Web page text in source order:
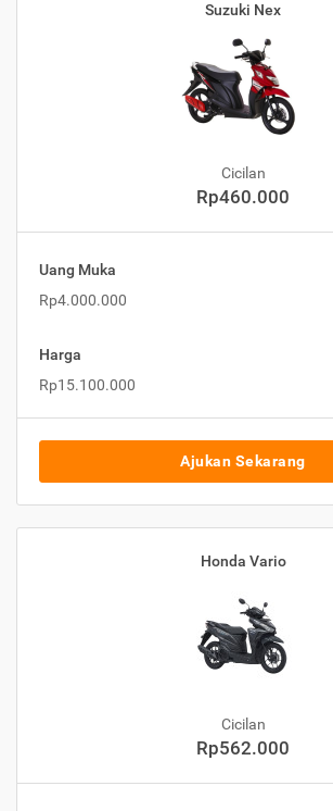
Suzuki Nex
Cicilan
Rp460.000
Uang Muka
Rp4.000.000
Harga
Rp15.100.000
Ajukan Sekarang
Honda Vario
Cicilan
Rp562.000